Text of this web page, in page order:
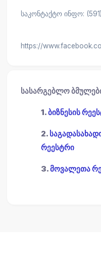
საკონტაქტო ინფო:
https://
სასარგებლო
1.ბიზნესის
2.
რეესტრი
3.მოვალეთა